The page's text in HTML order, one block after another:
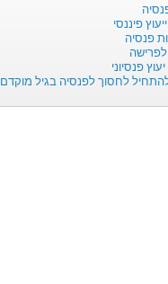
פיננסי
פנסיה
לפרישה
פנסיוני
לחסוך לפנסיה בגיל מוקדם